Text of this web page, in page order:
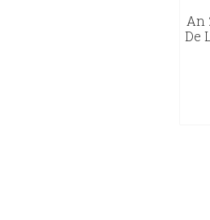
An
De